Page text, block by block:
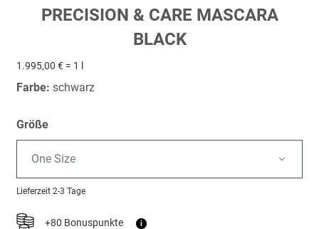
Anfang
springen
PRECISION & CARE MASCARA
BLACK
1.995,00 € = 1 l
Farbe: schwarz
Größe
One Size
Lieferzeit 2-3 Tage
+80 Bonuspunkte i